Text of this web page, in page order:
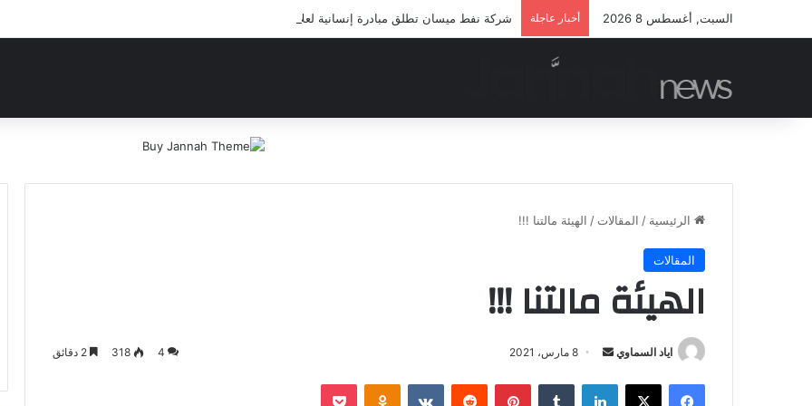
السبت, أغسطس 8 2026 أخبار عاجلة شركة نفط ميسان تطلق مبادرة إنسانية لعلاج أيتام مدرسة كافل اليتيم
الرئيسية / المقالات / الهيئة مالتنا !!!
المقالات
الهيئة مالتنا !!!
اياد السماوي
أرسل
إلكترونيا
8 مارس، 2021 4
318
فيسبوك ‫X لينكدإن بينتيريست Odnoklassniki
‫Pocket